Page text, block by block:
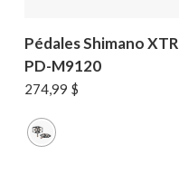
Pédales Shimano XTR
PD-M9120
274,99 $